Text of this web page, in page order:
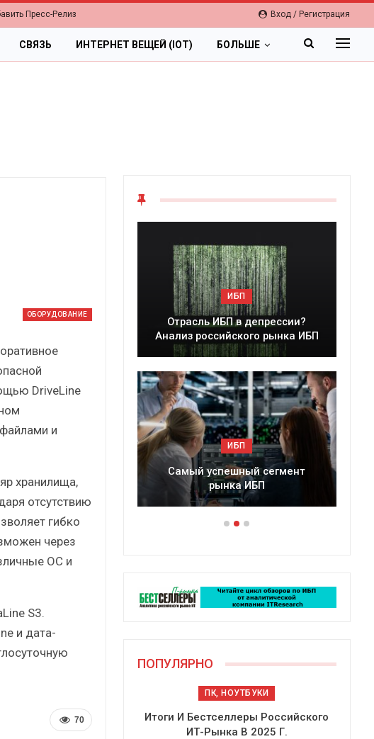
Вход / Регистрация
Пресс-Релиз
СВЯЗЬ ИНТЕРНЕТ ВЕЩЕЙ (IOT) БОЛЬШЕ
ОБОРУДОВАНИЕ
DriveLine
и
хранилища,
отсутствию
гибко
через
ОС и
S3.
и дата-
70
и Бестселлеры
II.
ИБП
Отрасль ИБП в депрессии?
Анализ российского рынка ИБП
ИБП
Самый успешный сегмент
рынка ИБП
ПОПУЛЯРНО
ПК, НОУТБУКИ
Итоги И Бестселлеры Российского
ИТ-Рынка В 2025 Г.